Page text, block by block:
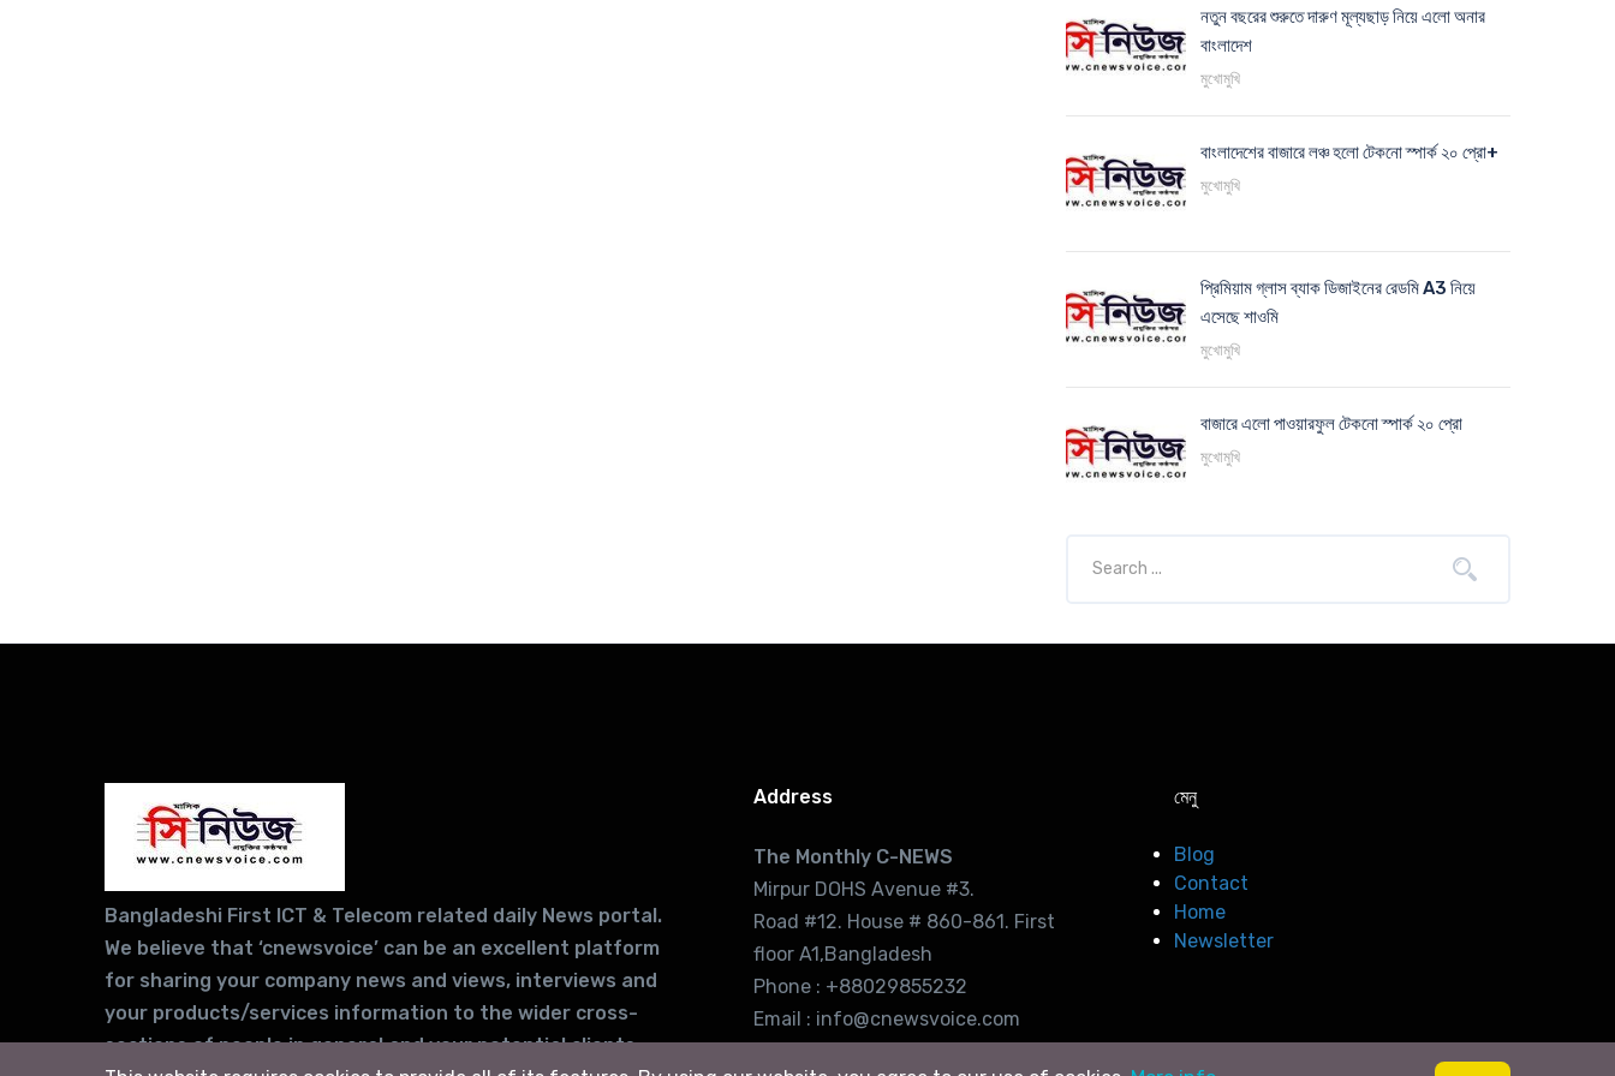
নতুন বছরের শুরুতে দারুণ মূল্যছাড় নিয়ে এলো অনার
বাংলাদেশ
মুখোমুখি
বাংলাদেশের বাজারে লঞ্চ হলো টেকনো স্পার্ক ২০ প্রো+
মুখোমুখি
প্রিমিয়াম গ্লাস ব্যাক ডিজাইনের রেডমি A3 নিয়ে
এসেছে শাওমি
মুখোমুখি
বাজারে এলো পাওয়ারফুল টেকনো স্পার্ক ২০ প্রো
মুখোমুখি
Bangladeshi First ICT & Telecom related daily News portal.
We believe that ‘cnewsvoice’ can be an excellent platform
for sharing your company news and views, interviews and
your products/services information to the wider cross-
sections of people in general and your potential clients
Address
The Monthly C-NEWS
Mirpur DOHS Avenue #3.
Road #12. House # 860-861. First
floor A1,Bangladesh
Phone : +88029855232
Email : info@cnewsvoice.com
মেনু
Blog
Contact
Home
Newsletter